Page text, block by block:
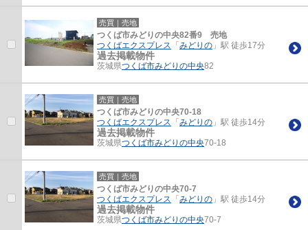
売買｜売地
つくば市みどりの中央82番9 売地
つくばエクスプレス 「 みどりの 」駅 徒歩17分
過去掲載物件
茨城県つくば市みどりの中央82
売買｜売地
つくば市みどりの中央70-18
つくばエクスプレス 「 みどりの 」駅 徒歩14分
過去掲載物件
茨城県つくば市みどりの中央70-18
売買｜売地
つくば市みどりの中央70-7
つくばエクスプレス 「 みどりの 」駅 徒歩14分
過去掲載物件
茨城県つくば市みどりの中央70-7